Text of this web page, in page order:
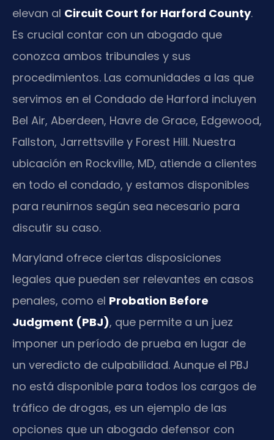
elevan al Circuit Court for Harford County.
Es crucial contar con un abogado que
conozca ambos tribunales y sus
procedimientos. Las comunidades a las que
servimos en el Condado de Harford incluyen
Bel Air, Aberdeen, Havre de Grace, Edgewood,
Fallston, Jarrettsville y Forest Hill. Nuestra
ubicación en Rockville, MD, atiende a clientes
en todo el condado, y estamos disponibles
para reunirnos según sea necesario para
discutir su caso.
Maryland ofrece ciertas disposiciones
legales que pueden ser relevantes en casos
penales, como el Probation Before
Judgment (PBJ), que permite a un juez
imponer un período de prueba en lugar de
un veredicto de culpabilidad. Aunque el PBJ
no está disponible para todos los cargos de
tráfico de drogas, es un ejemplo de las
opciones que un abogado defensor con